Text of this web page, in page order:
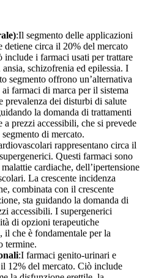
:Il segmento delle applicazioni
detiene circa il 20% del mercato
i farmaci usati per trattare
schizofrenia ed epilessia. I
segmento offrono un’alternativa
farmaci di marca per il sistema
prevalenza dei disturbi di salute
la domanda di trattamenti
a prezzi accessibili, che si prevede
di mercato.
rappresentano circa il
Questi farmaci sono
cardiache, dell’ipertensione
La crescente incidenza
combinata con il crescente
sta guidando la domanda di
accessibili. I supergenerici
di opzioni terapeutiche
il che è fondamentale per la
termine.
:I farmaci genito-urinari e
12% del mercato. Ciò include